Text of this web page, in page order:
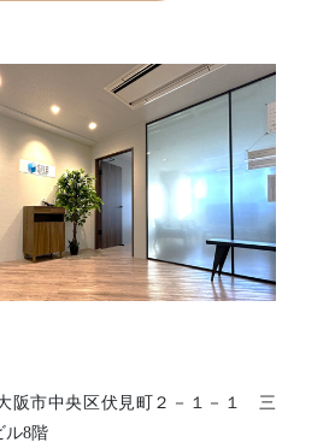
阪市中央区伏見町２－１－１ 三
ル8階